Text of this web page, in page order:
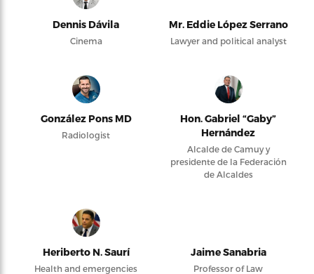
Dennis Dávila
Cinema
Mr. Eddie López Serrano
Lawyer and political analyst
González Pons MD
Radiologist
Hon. Gabriel “Gaby”
Hernández
Alcalde de Camuy y
presidente de la Federación
de Alcaldes
Heriberto N. Saurí
Health and emergencies
Jaime Sanabria
Professor of Law